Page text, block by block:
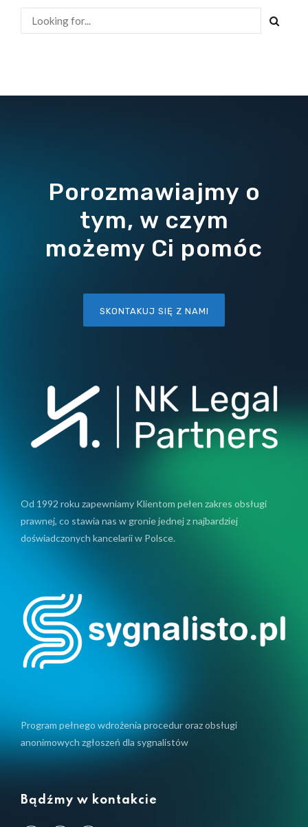
Porozmawiajmy o
tym, w czym
możemy Ci pomóc
SKONTAKUJ SIĘ Z NAMI
Od 1992 roku zapewniamy Klientom pełen zakres obsługi
prawnej, co stawia nas w gronie jednej z najbardziej
doświadczonych kancelarii w Polsce.
Program pełnego wdrożenia procedur oraz obsługi
anonimowych zgłoszeń dla sygnalistów
Bądźmy w kontakcie